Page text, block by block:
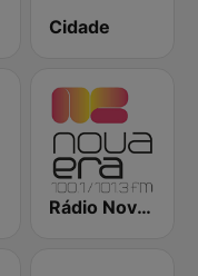
Cidade
Rádio Nova Era